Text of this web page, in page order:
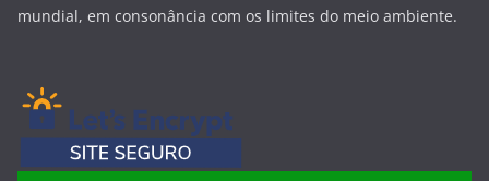
mundial, em consonância com os limites do meio ambiente.